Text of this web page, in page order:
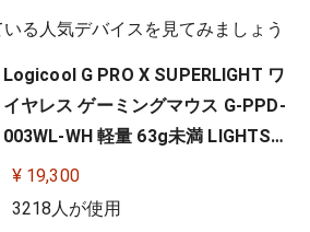
る人気デバイスを見てみましょう
Logicool G PRO X SUPERLIGHT ワ
イヤレス ゲーミングマウス G-PPD-
003WL-WH 軽量 63g未満 LIGHTSP
EED HERO 25Kセンサー POWERPLA
Y 無線 充電 対応 ゲーミング マウス
¥ 19,300
3218人が使用